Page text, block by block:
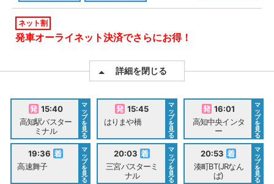
ネット割
発車オーライネット決済でさらにお得！
詳細を閉じる
15:40
高知駅バスター
ミナル
マ
ッ
プ
を
見
る
15:45
はりまや橋
マ
ッ
プ
を
見
る
16:01
高知中央インタ
ー
マ
ッ
プ
を
見
る
19:36
高速舞子
マ
ッ
プ
を
見
る
20:03
三宮バスターミ
ナル
マ
ッ
プ
を
見
る
20:53
湊町BT(JRなん
ば)
マ
ッ
プ
を
見
る